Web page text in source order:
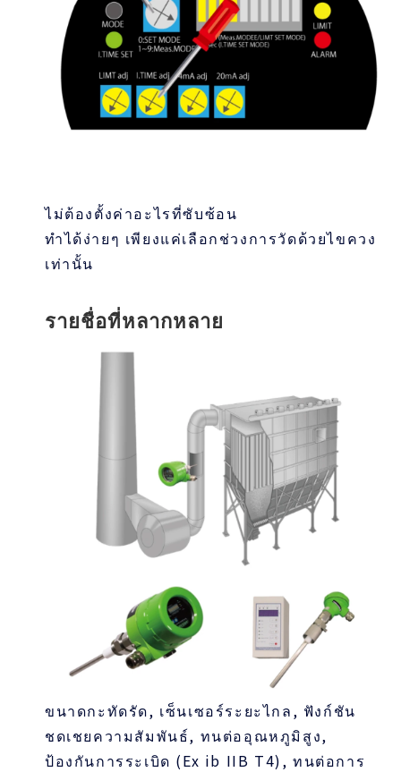
ไม่ต้องตั้งค่าอะไรที่ซับซ้อน
ทำได้ง่ายๆ เพียงแค่เลือกช่วงการวัดด้วยไขควง
เท่านั้น
รายชื่อที่หลากหลาย
ขนาดกะทัดรัด, เซ็นเซอร์ระยะไกล, ฟังก์ชัน
ชดเชยความสัมพันธ์, ทนต่ออุณหภูมิสูง,
ป้องกันการระเบิด (Ex ib IIB T4), ทนต่อการ